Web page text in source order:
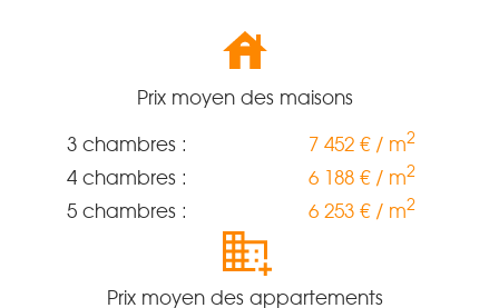
Prix moyen des maisons
3 chambres : 7 452 € / m2
4 chambres : 6 188 € / m2
5 chambres : 6 253 € / m2
Prix moyen des appartements